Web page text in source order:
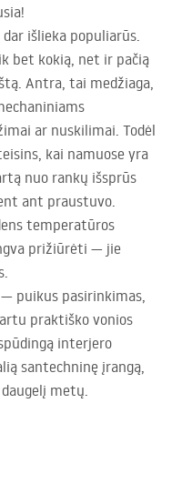
išlieka populiarūs.
bet kokią, net ir pačią
Antra, tai medžiaga,
ar nuskilimai. Todėl
kai namuose yra
nuo rankų išsprūs
ant praustuvo.
temperatūros
prižiūrėti — jie
puikus pasirinkimas,
praktiško vonios
interjero
santechninę įrangą,
metų.